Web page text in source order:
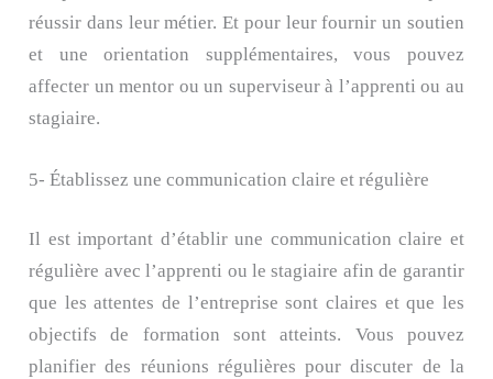
réussir dans leur métier. Et pour leur fournir un soutien
et une orientation supplémentaires, vous pouvez
affecter un mentor ou un superviseur à l’apprenti ou au
stagiaire.
5- Établissez une communication claire et régulière
Il est important d’établir une communication claire et
régulière avec l’apprenti ou le stagiaire afin de garantir
que les attentes de l’entreprise sont claires et que les
objectifs de formation sont atteints. Vous pouvez
planifier des réunions régulières pour discuter de la